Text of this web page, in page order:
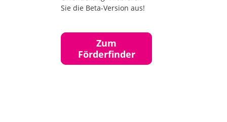
Sie die Beta-Version aus!
Zum
Förderfinder